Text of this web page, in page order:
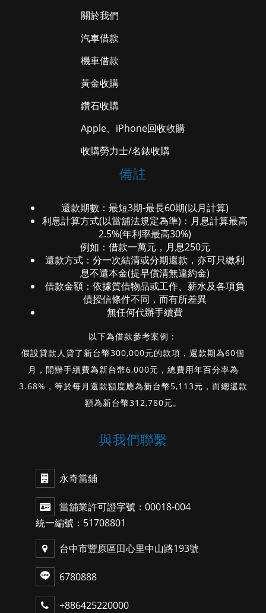
關於我們
汽車借款
機車借款
黃金收購
鑽石收購
Apple、iPhone回收收購
收購勞力士/名錶收購
備註
還款期數：最短3期-最長60期(以月計算)
利息計算方式(以當舖法規定為準)：月息計算最高
2.5%(年利率最高30%)
例如：借款一萬元，月息250元
還款方式：分一次結清或分期還款，亦可只繳利
息不還本金(提早償清無違約金)
借款金額：依據質借物品或工作、薪水及各項負
債授信條件不同，而有所差異
無任何代辦手續費
以下為借款參考案例：
假設貸款人貸了新台幣300,000元的款項，還款期為60個
月，開辦手續費為新台幣6,000元，總費用年百分率為
3.68%，等於每月還款額度應為新台幣5,113元，而總還款
額為新台幣312,780元。
與我們聯繫
永奇當鋪
當舖業許可證字號：00018-004
統一編號：51708801
台中市豐原區田心里中山路193號
6780888
+886425220000